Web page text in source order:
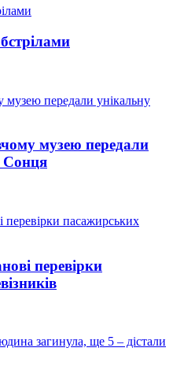
музею передали
Сонця
перевірки